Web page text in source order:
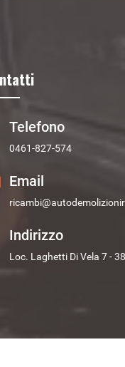
Telefono
0461-827-574
Email
Indirizzo
Loc. Laghetti Di Vela 7 -